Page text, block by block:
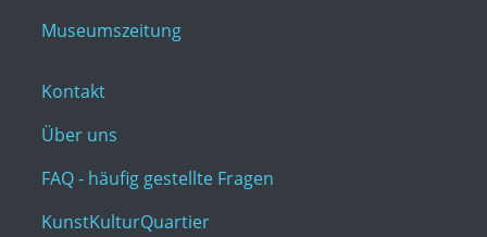
Museumszeitung
Kontakt
Über uns
FAQ - häufig gestellte Fragen
KunstKulturQuartier